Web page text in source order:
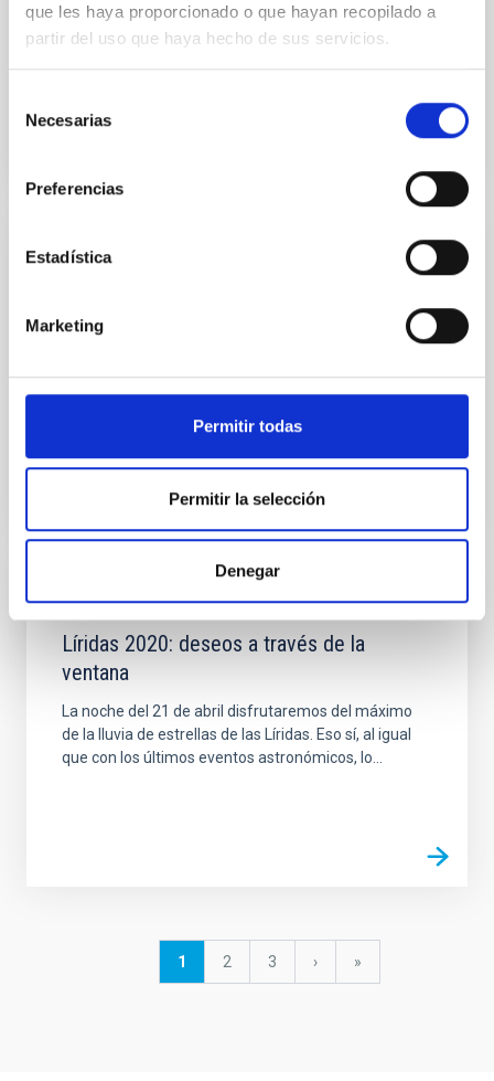
que les haya proporcionado o que hayan recopilado a
partir del uso que haya hecho de sus servicios.
Necesarias
Preferencias
Estadística
Marketing
Permitir todas
Permitir la selección
Denegar
coverage of fireball events based on U.S.
Government sensor detections. The database
PUBLICACIÓN
interplanetary dust
NOTICIA
Líridas 2020: deseos a través de la
ventana
La noche del 21 de abril disfrutaremos del máximo
de la lluvia de estrellas de las Líridas. Eso sí, al igual
que con los últimos eventos astronómicos, lo...
Página
1 Página
2 Página
3
Siguiente
›
última
»